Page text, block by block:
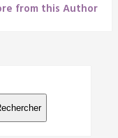
from this Author